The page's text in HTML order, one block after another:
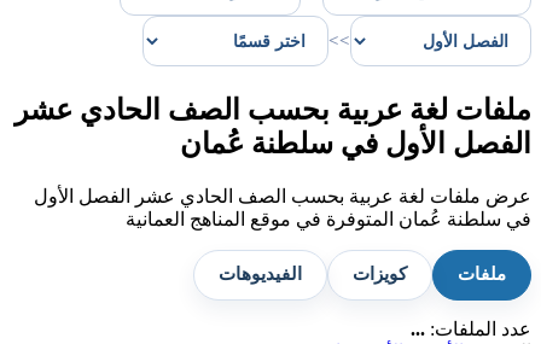
>>
ملفات لغة عربية بحسب الصف الحادي عشر
الفصل الأول في سلطنة عُمان
عرض ملفات لغة عربية بحسب الصف الحادي عشر الفصل الأول
في سلطنة عُمان المتوفرة في موقع المناهج العمانية
ملفات كويزات الفيديوهات
عدد الملفات: ...